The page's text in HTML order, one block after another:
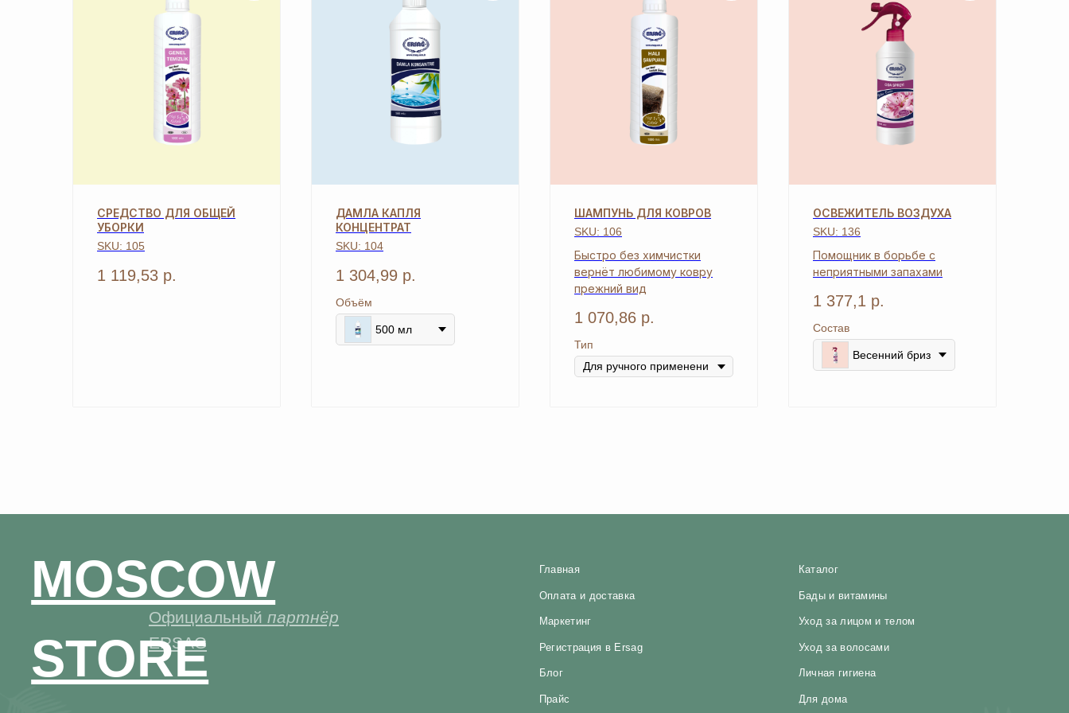
СРЕДСТВО ДЛЯ ОБЩЕЙ
УБОРКИ
SKU: 105
1 119,53 р.
ДАМЛА КАПЛЯ
КОНЦЕНТРАТ
SKU: 104
1 304,99 р.
Объём
500 мл
ШАМПУНЬ ДЛЯ КОВРОВ
SKU: 106
Быстро без химчистки
вернёт любимому ковру
прежний вид
1 070,86 р.
Тип
ОСВЕЖИТЕЛЬ ВОЗДУХА
SKU: 136
Помощник в борьбе с
неприятными запахами
1 377,1 р.
Состав
Весенний бриз
STORE
Маркетинг
Политика конфиденциальности
Официальныйпартнёр Уход за лицом и телом
Юридические документы
MAX
НОВОСТИ В
TELEGRAM
ersagmedia@yandex.ru